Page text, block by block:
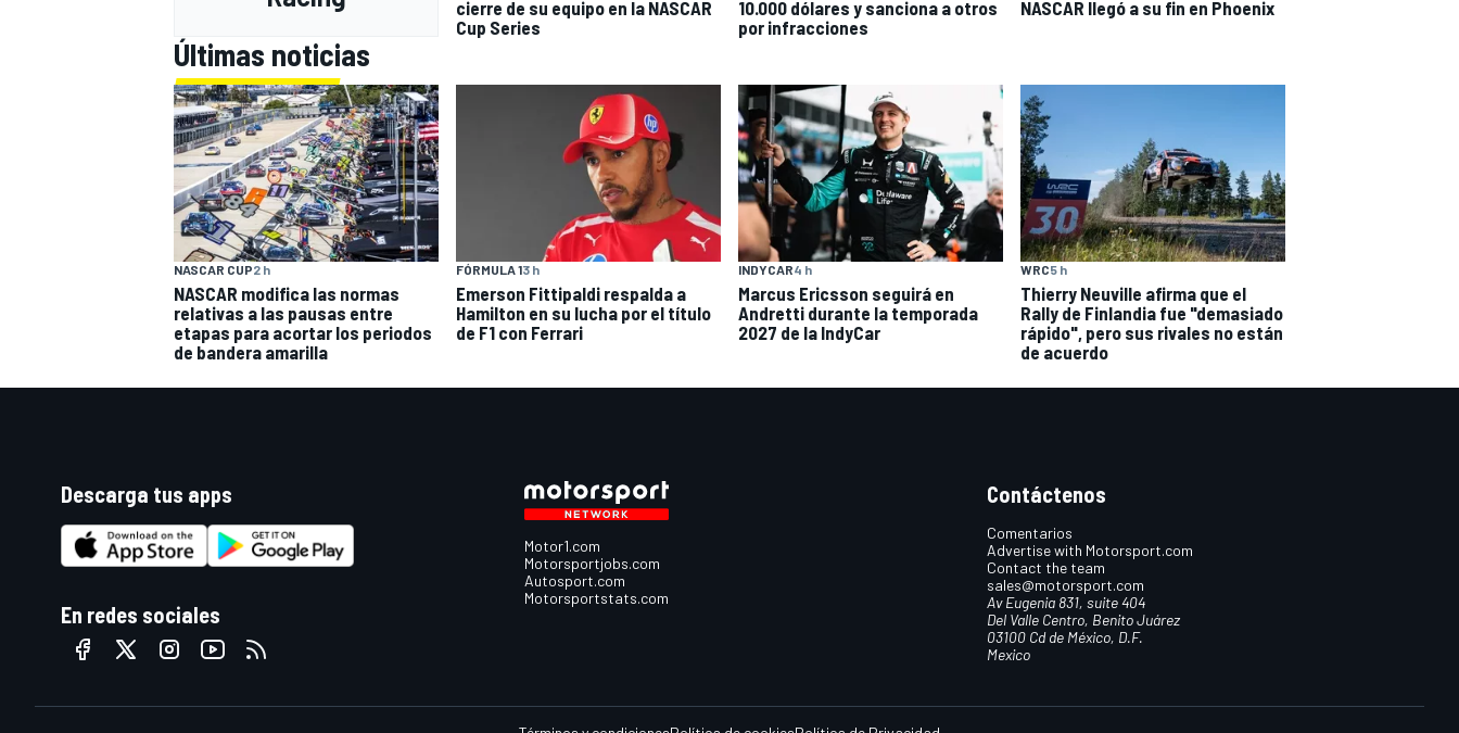
cierre de su equipo en la NASCAR
Cup Series
10.000 dólares y sanciona a otros
por infracciones
NASCAR llegó a su fin en Phoenix
Últimas noticias
NASCAR CUP2 h
NASCAR modifica las normas
relativas a las pausas entre
etapas para acortar los periodos
de bandera amarilla
FÓRMULA 13 h
Emerson Fittipaldi respalda a
Hamilton en su lucha por el título
de F1 con Ferrari
INDYCAR4 h
Marcus Ericsson seguirá en
Andretti durante la temporada
2027 de la IndyCar
WRC5 h
Thierry Neuville afirma que el
Rally de Finlandia fue "demasiado
rápido", pero sus rivales no están
de acuerdo
Descarga tus apps
En redes sociales
Motor1.com
Motorsportjobs.com
Autosport.com
Motorsportstats.com
Contáctenos
Comentarios
Advertise with Motorsport.com
Contact the team
sales@motorsport.com
Av Eugenia 831, suite 404
Del Valle Centro, Benito Juárez
03100 Cd de México, D.F.
Mexico